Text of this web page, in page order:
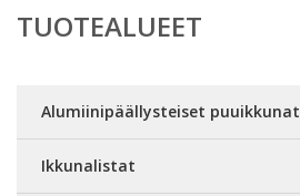
TUOTEALUEET
Alumiinipäällysteiset puuikkunat
Ikkunalistat